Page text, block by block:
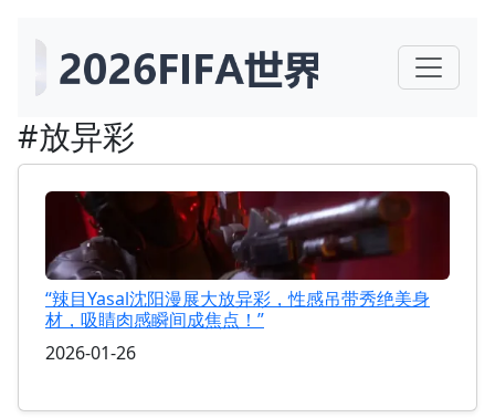
#放异彩
“辣目Yasal沈阳漫展大放异彩，性感吊带秀绝美身
材，吸睛肉感瞬间成焦点！”
2026-01-26